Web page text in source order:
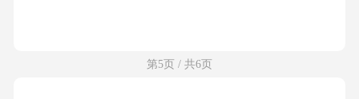
第5页 / 共6页